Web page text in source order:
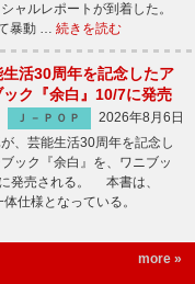
ャルレポートが到着した。
暴動 … 続きを読む
活30周年を記念したア
ク『余白』10/7に発売
Ｊ－ＰＯＰ
2026年8月6日
、芸能生活30周年を記念し
ック『余白』を、ワニブッ
発売される。 本書は、
仕様となっている。
more »